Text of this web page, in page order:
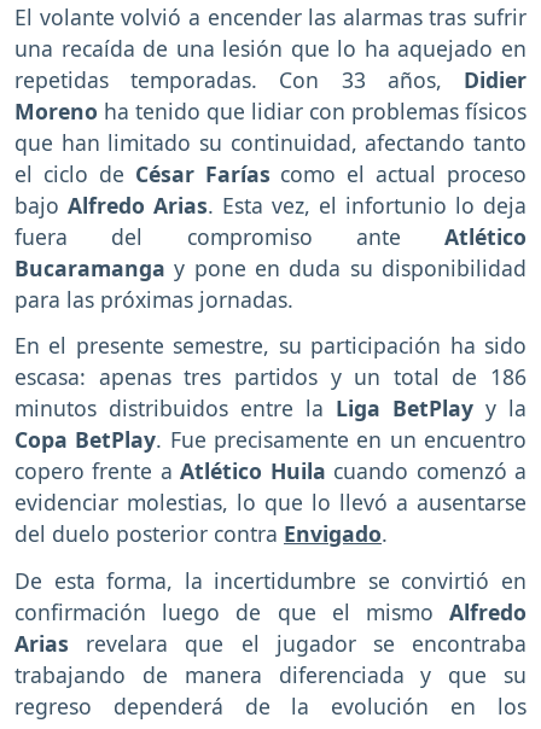
El volante volvió a encender las alarmas tras sufrir
una recaída de una lesión que lo ha aquejado en
repetidas temporadas. Con 33 años, Didier
Moreno ha tenido que lidiar con problemas físicos
que han limitado su continuidad, afectando tanto
el ciclo de César Farías como el actual proceso
bajo Alfredo Arias. Esta vez, el infortunio lo deja
fuera del compromiso ante Atlético
Bucaramanga y pone en duda su disponibilidad
para las próximas jornadas.
En el presente semestre, su participación ha sido
escasa: apenas tres partidos y un total de 186
minutos distribuidos entre la Liga BetPlay y la
Copa BetPlay. Fue precisamente en un encuentro
copero frente aAtlético Huila cuando comenzó a
evidenciar molestias, lo que lo llevó a ausentarse
del duelo posterior contra Envigado.
De esta forma, la incertidumbre se convirtió en
confirmación luego de que el mismo Alfredo
Arias revelara que el jugador se encontraba
trabajando de manera diferenciada y que su
regreso dependerá de la evolución en los